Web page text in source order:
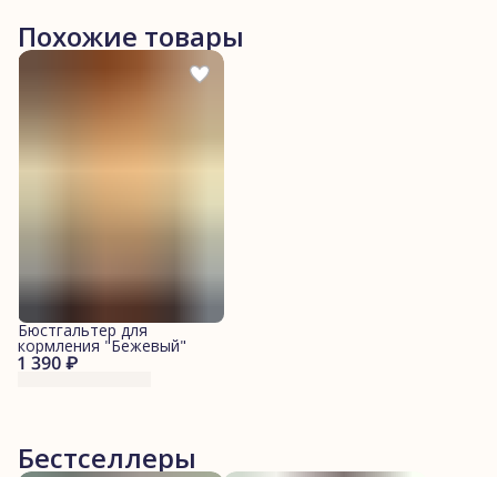
Похожие товары
1 390 ₽
Бюстгальтер для
кормления "Бежевый"
Бестселлеры